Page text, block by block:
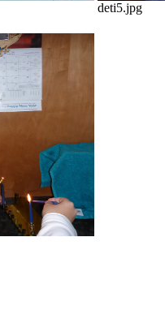
deti5.jpg